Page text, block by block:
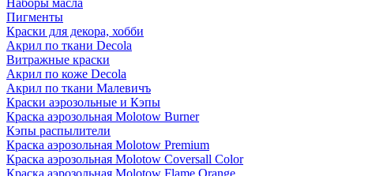
Наборы масла
Пигменты
Краски для декора, хобби
Акрил по ткани Decola
Витражные краски
Акрил по коже Decola
Акрил по ткани Малевичъ
Краски аэрозольные и Кэпы
Краска аэрозольная Molotow Burner
Кэпы распылители
Краска аэрозольная Molotow Premium
Краска аэрозольная Molotow Coversall Color
Краска аэрозольная Molotow Flame Orange